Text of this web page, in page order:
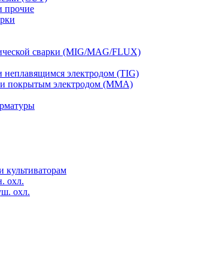
прочие
сварки (MIG/MAG/FLUX)
неплавящимся электродом (TIG)
покрытым электродом (MMA)
культиваторам
охл.
охл.